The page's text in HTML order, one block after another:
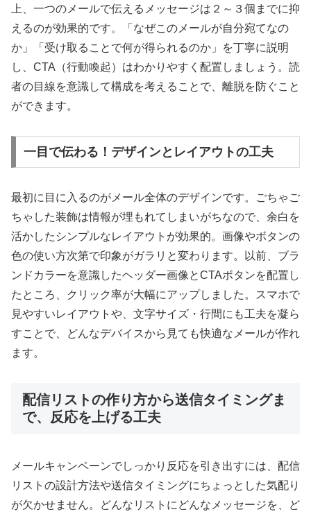
上、一つのメールで伝えるメッセージは２～３個までに抑
えるのが効果的です。「なぜこのメールが自分宛てなの
か」「受け取ることで何が得られるのか」を丁寧に説明
し、CTA（行動喚起）はわかりやすく配置しましょう。読
者の目線を意識して構成を考えることで、離脱を防ぐこと
ができます。
一目で伝わる！デザインとレイアウトの工夫
最初に目に入るのがメール全体のデザインです。ごちゃご
ちゃした装飾は情報が埋もれてしまいがちなので、余白を
活かしたシンプルなレイアウトが効果的。画像やボタンの
色の使い方次第で印象がガラリと変わります。以前、ブラ
ンドカラーを意識したヘッダー画像とCTAボタンを配置し
たところ、クリック率が大幅にアップしました。スマホで
見やすいレイアウトや、文字サイズ・行間にも工夫を凝ら
すことで、どんなデバイスから見ても快適なメールが作れ
ます。
配信リストの作り方から送信タイミングま
で、反応を上げる工夫
メールキャンペーンでしっかり反応を引き出すには、配信
リストの設計方法や送信タイミングにちょっとした気配り
が欠かせません。どんなリストにどんなメッセージを、ど